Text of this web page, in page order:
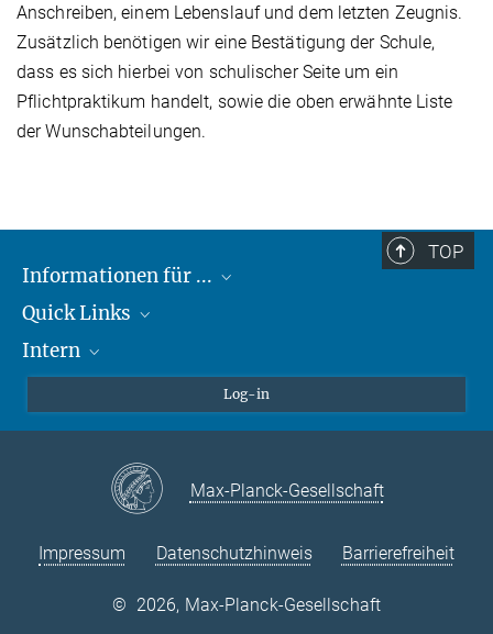
Anschreiben, einem Lebenslauf und dem letzten Zeugnis.
Zusätzlich benötigen wir eine Bestätigung der Schule,
dass es sich hierbei von schulischer Seite um ein
Pflichtpraktikum handelt, sowie die oben erwähnte Liste
der Wunschabteilungen.
TOP
Informationen für ...
Lieferanten
Studierende
Quick Links
Max-Planck-Gesellschaft
Max-Planck-Campus Tübingen
Stellenangebote
Intern
VPN-Hilfe
Log-in
Max-Planck-Gesellschaft
Impressum Datenschutzhinweis Barrierefreiheit
© 2026, Max-Planck-Gesellschaft